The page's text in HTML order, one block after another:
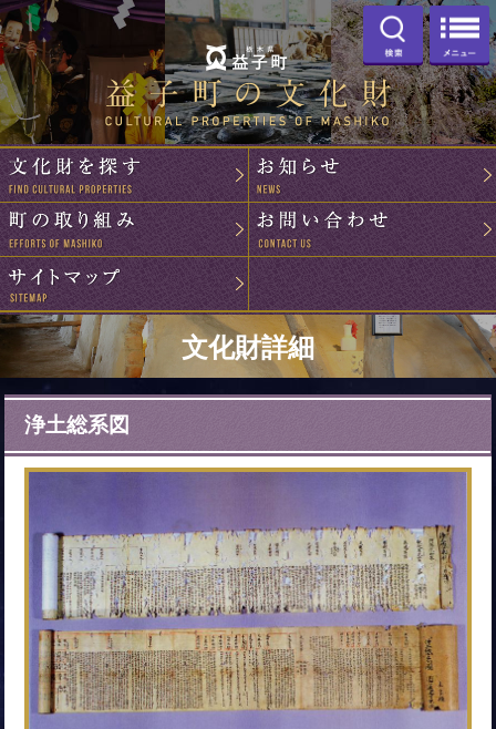
益子町の文化
検索
文化財を探す
町の取り組み
文化財詳細
浄土総系図